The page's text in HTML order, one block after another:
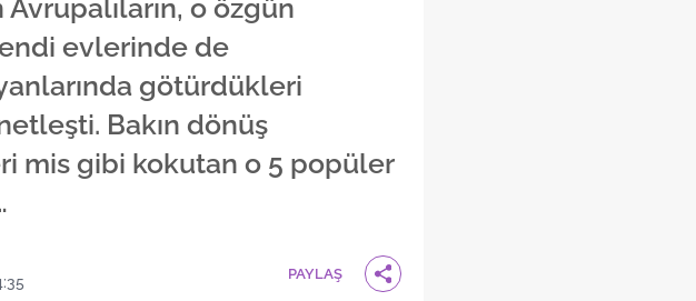
o özgün
evlerinde de
götürdükleri
Bakın dönüş
mis gibi kokutan o 5 popüler
PAYLAŞ